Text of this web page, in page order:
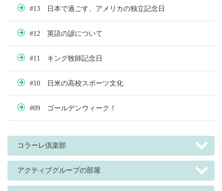
#13 日本で過ごす、アメリカの独立記念日
#12 英語の諺について
#11 キング牧師記念日
#10 日米の高校スポーツ文化
#09 ゴールデンウィーク！
コラーレ倶楽部
アクティブグループの部屋